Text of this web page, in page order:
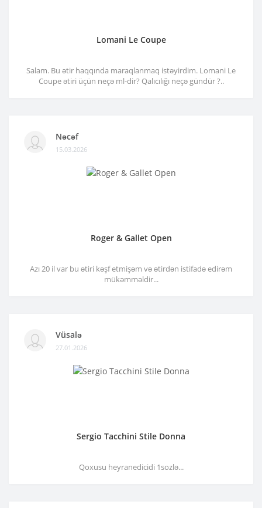
Lomani Le Coupe
Salam. Bu ətir haqqında maraqlanmaq istəyirdim. Lomani Le
Coupe ətiri üçün neçə ml-dir? Qalıcılığı neçə gündür ?..
Nəcəf
15.03.2026
Roger & Gallet Open
Azı 20 il var bu ətiri kəşf etmişəm və ətirdən istifadə edirəm
mükəmməldir...
Vüsalə
27.01.2026
Sergio Tacchini Stile Donna
Qoxusu heyranedicidi 1sozlə...